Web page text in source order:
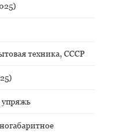
техника, СССР
упряжь